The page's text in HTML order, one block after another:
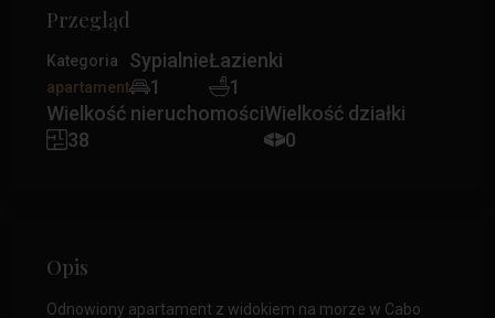
Przegląd
Kategoria
apartament
Sypialnie
1
Łazienki
1
Wielkość nieruchomości
38
Wielkość działki
0
Opis
Odnowiony apartament z widokiem na morze w Cabo